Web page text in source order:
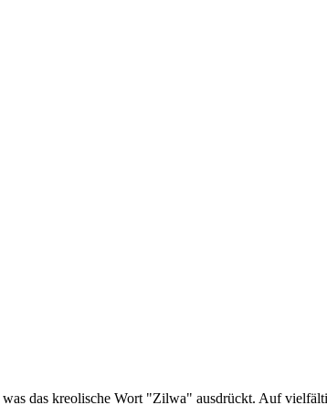
das kreolische Wort "Zilwa" ausdrückt. Auf